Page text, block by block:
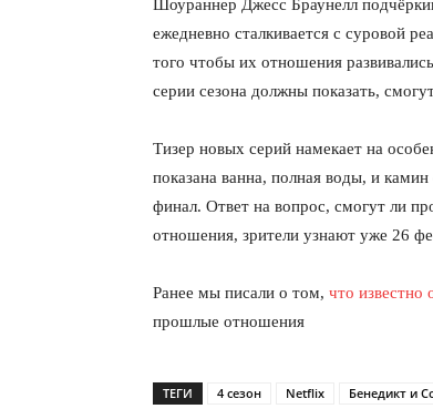
Шоураннер Джесс Браунелл
ежедневно сталкивается с суровой
того чтобы их отношения
серии сезона должны показать,
Тизер новых серий намекает на
показана ванна, полная воды, и
финал. Ответ на вопрос, смогут ли
отношения, зрители узнают уже 26
Ранее мы писали о том, что известно
прошлые отношения
ТЕГИ 4 сезон Netflix Бенедикт и